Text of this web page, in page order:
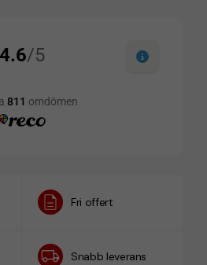
Fri offert
Snabb leverans